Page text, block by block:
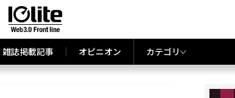
雑誌掲載記事 オピニオン カテゴリ